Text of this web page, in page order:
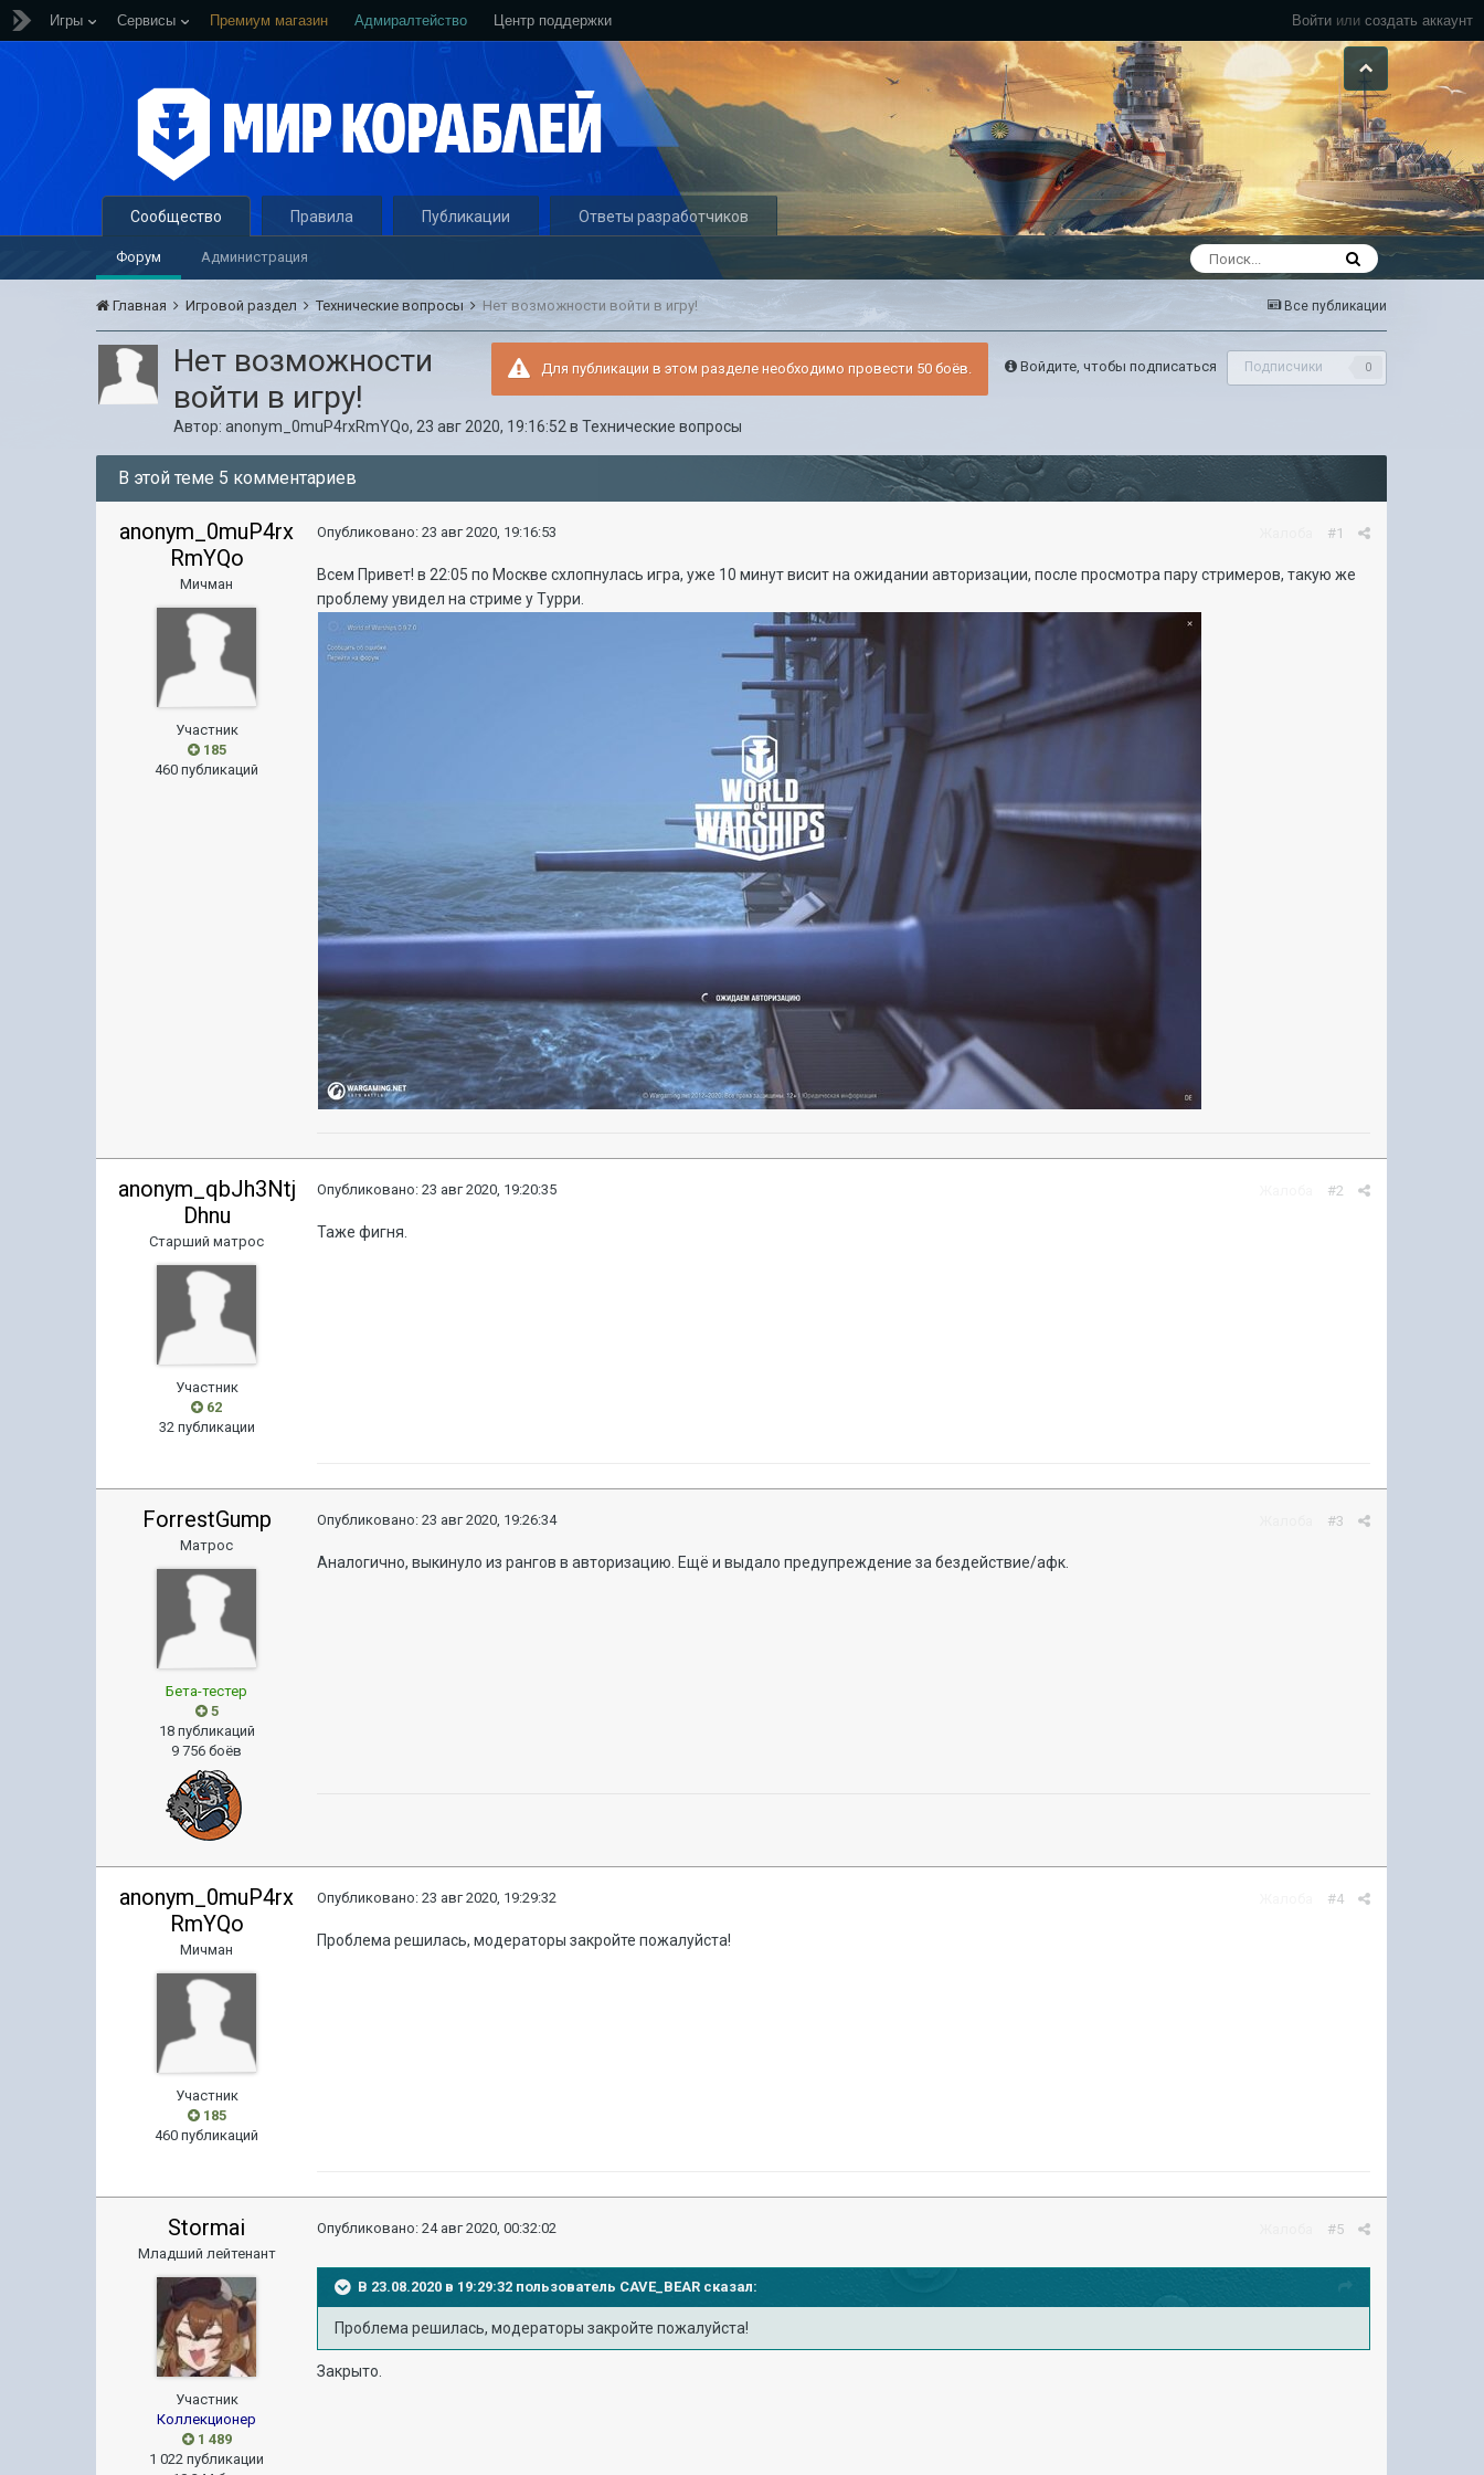
Войти или создать аккаунт
Игры Сервисы Премиум магазин Адмиралтейство Центр поддержки
Сообщество
Форум Администрация
Правила Публикации Ответы разработчиков
Все публикации
Главная Игровой раздел Технические вопросы Нет возможности войти в игру!
Войдите, чтобы подписаться Подписчики 0
Для публикации в этом разделе необходимо провести 50 боёв.
Нет возможности
войти в игру!
Автор:anonym_0muP4rxRmYQo, 23 авг 2020, 19:16:52 вТехнические вопросы
В этой теме 5 комментариев
anonym_0muP4rx
RmYQo
Мичман
Участник
185
460 публикаций
#1
Опубликовано:23 авг 2020, 19:16:53
Всем Привет! в 22:05 по Москве схлопнулась игра, уже 10 минут висит на ожидании авторизации, после просмотра пару стримеров, такую же
проблему увидел на стриме у Турри.
anonym_qbJh3Ntj
Dhnu
Старший матрос
Участник
62
32 публикации
#2
Опубликовано:23 авг 2020, 19:20:35
Таже фигня.
ForrestGump
Матрос
Бета-тестер
5
18 публикаций
9 756 боёв
#3
Опубликовано:23 авг 2020, 19:26:34
Аналогично, выкинуло из рангов в авторизацию. Ещё и выдало предупреждение за бездействие/афк.
anonym_0muP4rx
RmYQo
Мичман
Участник
185
460 публикаций
#4
Опубликовано:23 авг 2020, 19:29:32
Проблема решилась, модераторы закройте пожалуйста!
Stormai
Младший лейтенант
Участник
Коллекционер
1 489
1 022 публикации
#5
Опубликовано:24 авг 2020, 00:32:02
В 23.08.2020 в 19:29:32 пользователь CAVE_BEAR сказал:
Проблема решилась, модераторы закройте пожалуйста!
Закрыто.